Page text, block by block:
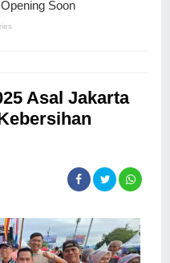
Asal Jakarta